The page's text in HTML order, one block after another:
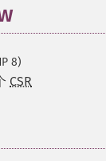
8)
CSR